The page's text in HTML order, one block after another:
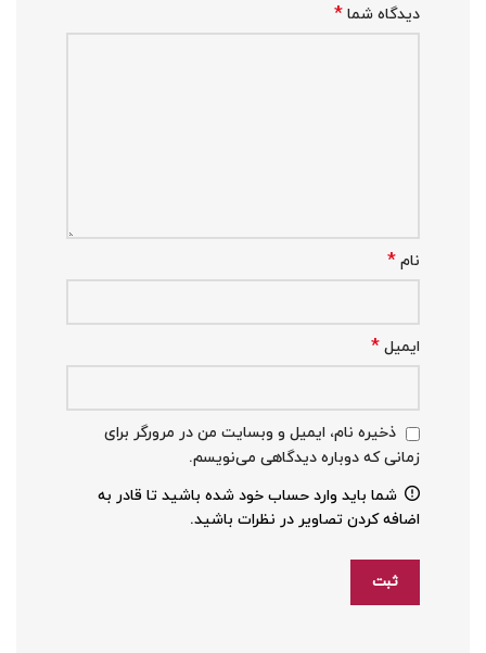
دیدگاه شما *
نام *
ایمیل *
ذخیره نام، ایمیل و وبسایت من در مرورگر برای
زمانی که دوباره دیدگاهی می‌نویسم.
شما باید وارد حساب خود شده باشید تا قادر به
اضافه کردن تصاویر در نظرات باشید.